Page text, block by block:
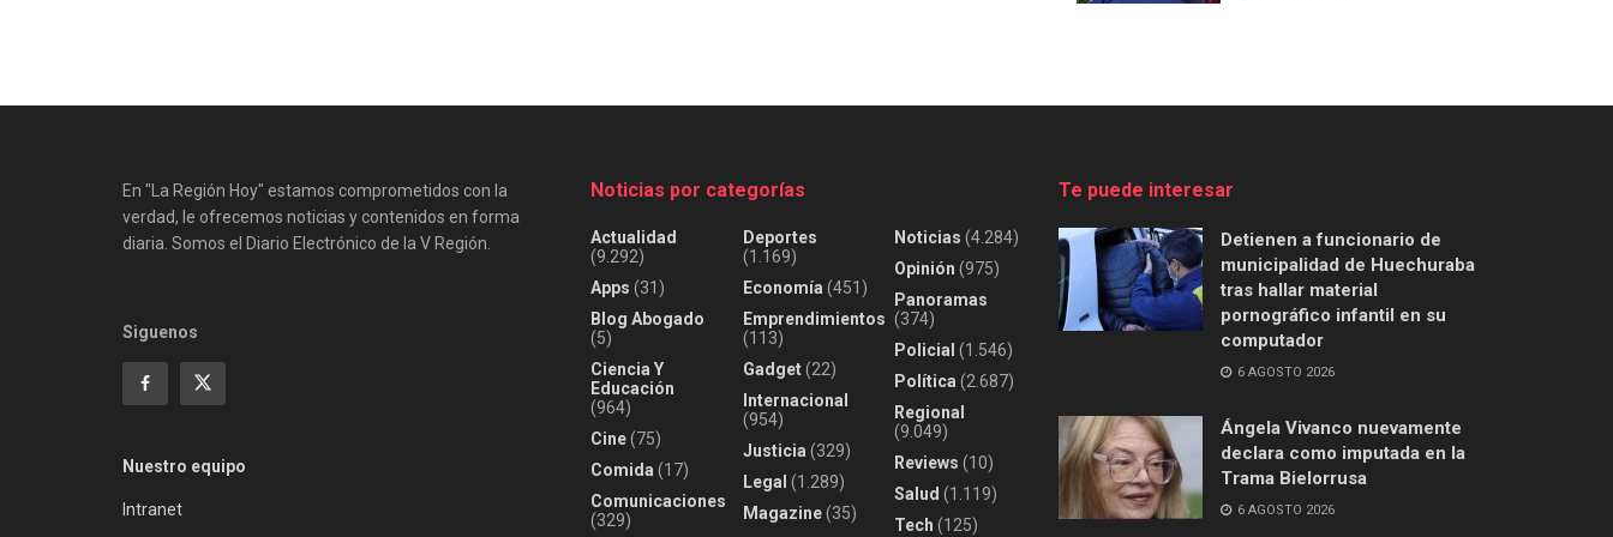
En "La Región Hoy" estamos comprometidos con la
verdad, le ofrecemos noticias y contenidos en forma
diaria. Somos el Diario Electrónico de la V Región.
Siguenos
Nuestro equipo
Intranet
Noticias por categorías
Actualidad
(9.292)
Apps (31)
Blog Abogado
(5)
Ciencia Y
Educación
(964)
Cine(75)
Comida (17)
Comunicaciones
(329)
Deportes
(1.169)
Economía (451)
Emprendimientos
(113)
Gadget(22)
Internacional
(954)
Justicia (329)
Legal (1.289)
Magazine(35)
Noticias (4.284)
Opinión (975)
Panoramas
(374)
Policial (1.546)
Política (2.687)
Regional
(9.049)
Reviews (10)
Salud (1.119)
Tech (125)
Te puede interesar
Detienen a funcionario de
municipalidad de Huechuraba
tras hallar material
pornográfico infantil en su
computador
6 AGOSTO 2026
Ángela Vivanco nuevamente
declara como imputada en la
Trama Bielorrusa
6 AGOSTO 2026